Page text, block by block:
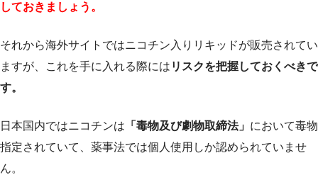
しておきましょう。
それから海外サイトではニコチン入りリキッドが販売されてい
ますが、これを手に入れる際には リスクを把握しておくべきで
す。
日本国内ではニコチンは 「毒物及び劇物取締法」 において毒物
指定されていて、薬事法では個人使用しか認められていませ
ん。